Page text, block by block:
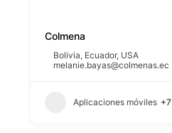
Colmena
Bolivia, Ecuador, USA
melanie.bayas@colmenas.ec
Aplicaciones móviles +7